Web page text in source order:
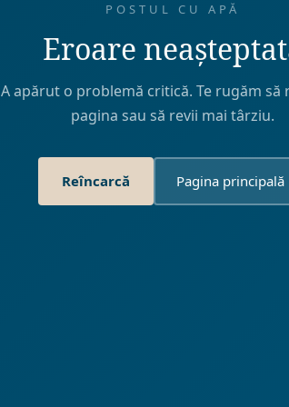
POSTUL CU APĂ
Eroare
A apărut o problemă critică. Te rugăm să
pagina sau să revii mai târziu.
Reîncarcă Pagina principală